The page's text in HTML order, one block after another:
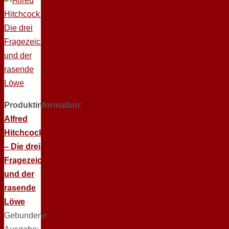
Produktinformation:
Alfred
Hitchcock
– Die drei
Fragezeichen
und der
rasende
Löwe
Gebundene